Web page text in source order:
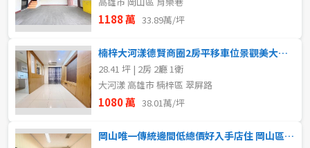
1188 萬 33.89萬/坪
楠梓大河漾德賢商圈2房平移車位景觀美大樓 岡山區買賣房
28.41 坪 | 2房 2廳 1衛
大河漾 高雄市 楠梓區 翠屏路
1080 萬 38.01萬/坪
岡山唯一傳統邊間低總價好入手店住 岡山區買賣房